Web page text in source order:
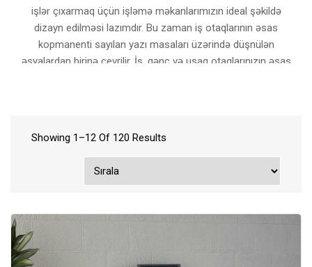
işlər çıxarmaq üçün işləmə məkanlarımızın ideal şəkildə
dizayn edilməsi lazımdır. Bu zaman iş otaqlarının əsas
kopmanenti sayılan yazı masaları üzərində düşnülən
əşyalardan birinə çevrilir. İş, gənc və uşaq otaqlarınızın əsas
artmasına səbəb oldu. Beləliklə artıq bir çox insan evdən
işləməyə başladı. İşin əsas hissəsi isə yazı masaları
arxasında keçdiyi nəzərə alınanda bu əşyaların ev içindəki
elementlər eyni zamanda dizayn cəhətdəndə otağınızdakı
əşyalar ilə uyğunluq təşkil etməlidir. Yazı masaları dizaynları
ilə sizə rahatlıq yartmal və sizi yormamalıdır. Həmçinin ev
və iş yerinin birləşdiyi məkanlarınızı daraltmamalıdır.
Showing 1–12 Of 120 Results